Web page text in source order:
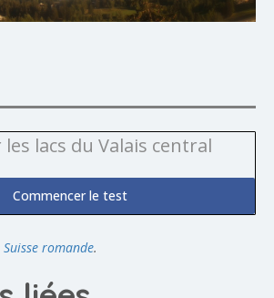
lacs du Valais central
Commencer le test
romande.